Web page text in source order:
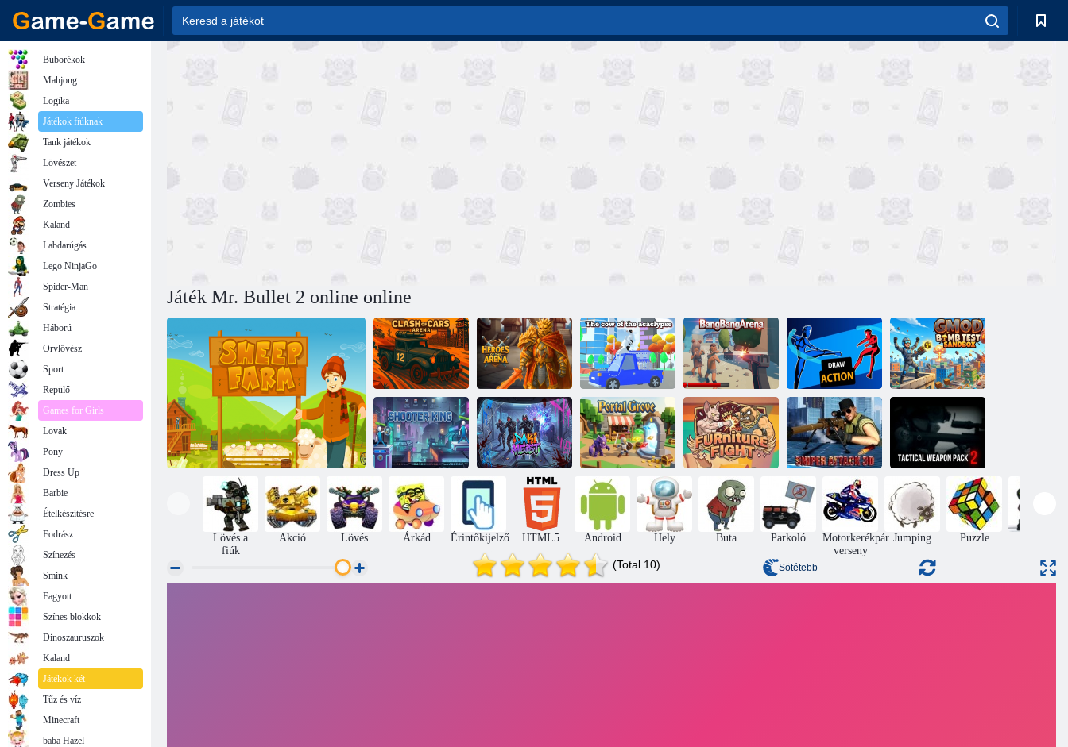
Játék Mr. Bullet 2 online online
Autók
összecsapása
aréna
Az Aréna hősei
Az apokalipszis
tehene
BangBangArena Draw Action
GMod Bomb
Test homokozó
Shooter King Daki Heist Portal Grove Bútorharc
Sniper Attack
Taktikai
fegyvercsomag
Lövés a
fiúk
Akció Lövés Árkád Érintőkijelző HTML5 Android Hely Buta Parkoló
Motorkerékpár
verseny
Jumping Puzzle
(Total 10) Sötétebb
Buborékok
Mahjong
Logika
Játékok fiúknak
Tank játékok
Lövészet
Verseny Játékok
Zombies
Kaland
Labdarúgás
Lego NinjaGo
Spider-Man
Stratégia
Háború
Orvlövész
Sport
Repülő
Games for Girls
Lovak
Pony
Dress Up
Barbie
Ételkészítésre
Fodrász
Színezés
Smink
Fagyott
Színes blokkok
Dinoszauruszok
Kaland
Játékok két
Tűz és víz
Minecraft
baba Hazel